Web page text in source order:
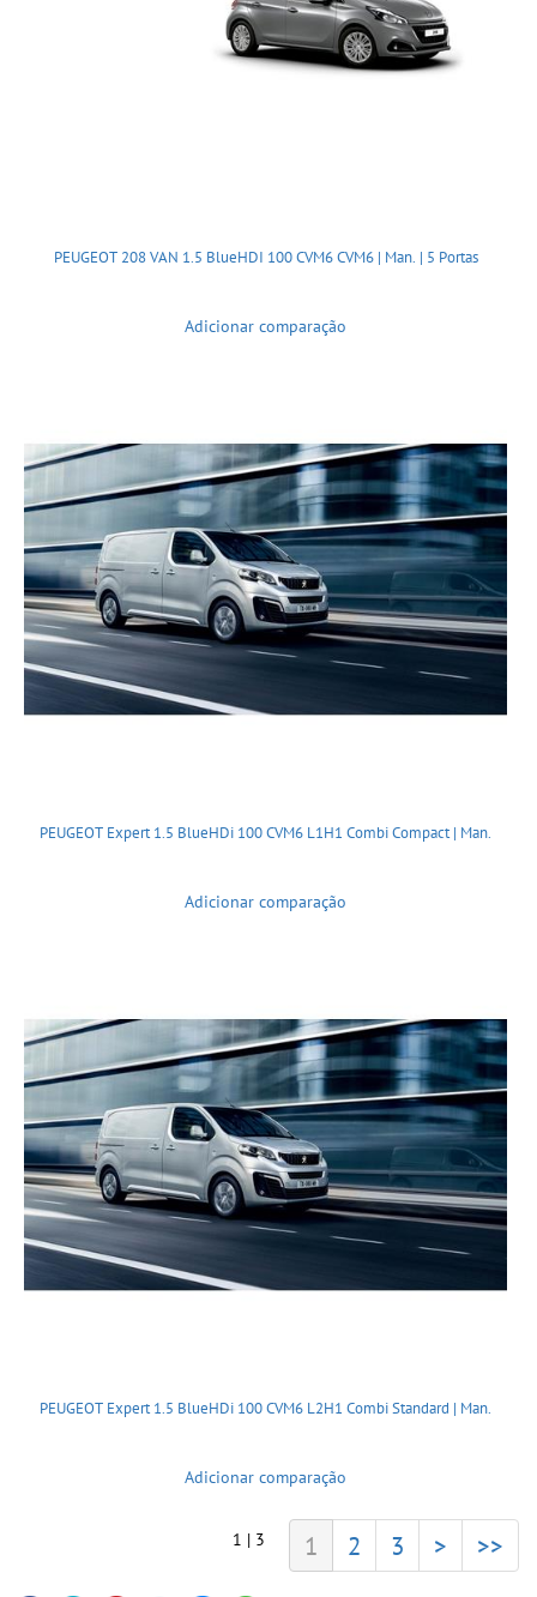
PEUGEOT 208 VAN 1.5 BlueHDI 100 CVM6 CVM6 | Man. | 5 Portas
Adicionar comparação
PEUGEOT Expert 1.5 BlueHDi 100 CVM6 L1H1 Combi Compact | Man.
Adicionar comparação
PEUGEOT Expert 1.5 BlueHDi 100 CVM6 L2H1 Combi Standard | Man.
Adicionar comparação
1 | 3 1 2 3 > >>